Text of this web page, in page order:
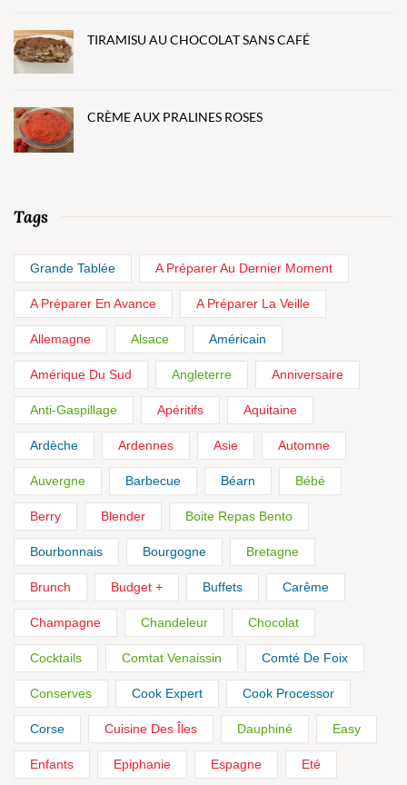
TIRAMISU AU CHOCOLAT SANS CAFÉ
CRÈME AUX PRALINES ROSES
Tags
Grande Tablée A Préparer Au Dernier Moment
A Préparer En Avance A Préparer La Veille
Allemagne Alsace Américain
Amérique Du Sud Angleterre Anniversaire
Anti-Gaspillage Apéritifs Aquitaine
Ardèche Ardennes Asie Automne
Auvergne Barbecue Béarn Bébé
Berry Blender Boite Repas Bento
Bourbonnais Bourgogne Bretagne
Brunch Budget + Buffets Carême
Champagne Chandeleur Chocolat
Cocktails Comtat Venaissin Comté De Foix
Conserves Cook Expert Cook Processor
Corse Cuisine Des Îles Dauphiné Easy
Enfants Epiphanie Espagne Eté